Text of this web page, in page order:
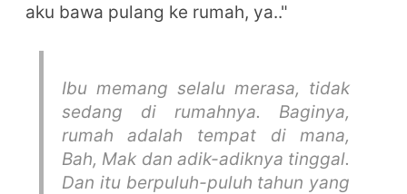
aku bawa pulang ke rumah, ya.."
Ibu memang selalu merasa, tidak
sedang di rumahnya. Baginya,
rumah adalah tempat di mana,
Bah, Mak dan adik-adiknya tinggal.
Dan itu berpuluh-puluh tahun yang